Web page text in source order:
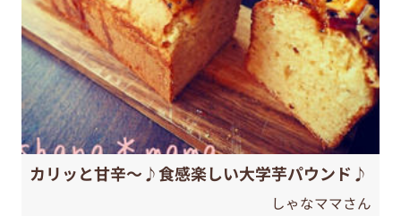
カリッと甘辛～♪食感楽しい大学芋パウンド♪
しゃなママさん